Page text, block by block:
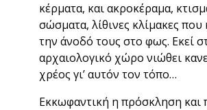
κέρματα, και ακροκέραμα,
σώσματα, λίθινες κλίμακες
την άνοδό τους στο φως. Εκεί
αρχαιολογικό χώρο νιώθει
χρέος γι’ αυτόν τον τόπο…
Εκκωφαντική η πρόσκληση και